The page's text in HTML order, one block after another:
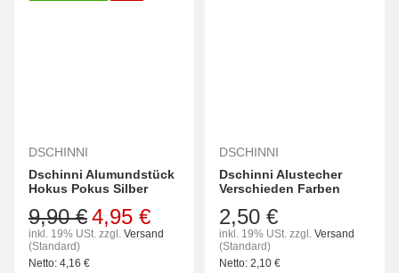
DSCHINNI
Dschinni Alumundstück
Hokus Pokus Silber
4,95 €
9,90 €
inkl. 19% USt. zzgl. Versand
(Standard)
Netto: 4,16 €
DSCHINNI
Dschinni Alustecher
Verschieden Farben
2,50 €
inkl. 19% USt. zzgl. Versand
(Standard)
Netto: 2,10 €